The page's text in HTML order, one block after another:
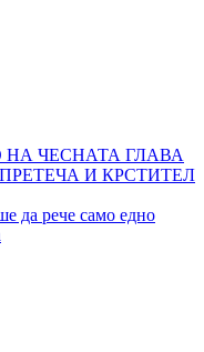
ЧЕСНАТА ГЛАВА
И КРСТИТЕЛ
да рече само едно